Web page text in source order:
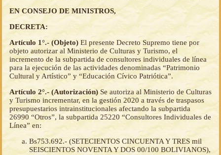
EN CONSEJO DE MINISTROS,
DECRETA:
Artículo 1°.- (Objeto) El presente Decreto Supremo tiene por
objeto autorizar al Ministerio de Culturas y Turismo, el
incremento de la subpartida de consultores individuales de línea
para la ejecución de las actividades denominadas “Patrimonio
Cultural y Artístico” y “Educación Cívico Patriótica”.
Artículo 2°.- (Autorización) Se autoriza al Ministerio de Culturas
y Turismo incrementar, en la gestión 2020 a través de traspasos
presupuestarios intrainstitucionales afectando la subpartida
26990 “Otros”, la subpartida 25220 “Consultores Individuales de
Línea” en:
Bs753.692.- (SETECIENTOS CINCUENTA Y TRES mil
SEISCIENTOS NOVENTA Y DOS 00/100 BOLIVIANOS),